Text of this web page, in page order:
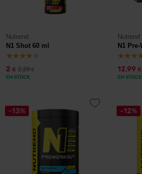
Nutrend
N1 Shot 60 ml
2 € 2,20€
EM STOCK
Nutrend
N1
12,99 €
EM STOCK
-13% -12%